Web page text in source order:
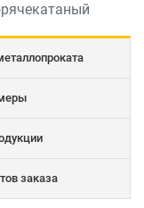
заказа